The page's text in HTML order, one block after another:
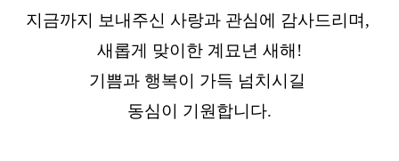
지금까지 보내주신 사랑과 관심에 감사드리며,
새롭게 맞이한 계묘년 새해!
기쁨과 행복이 가득 넘치시길
동심이 기원합니다.